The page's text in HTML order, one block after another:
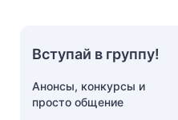
Вступай в группу!
Анонсы, конкурсы и
просто общение